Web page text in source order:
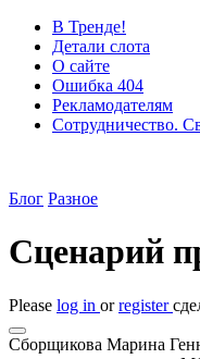
В Тренде!
Детали слота
О сайте
Ошибка 404
Рекламодателям
Сотрудничество.
Блог Разное
Сценарий
Please log in orregister
Сборщикова Марина